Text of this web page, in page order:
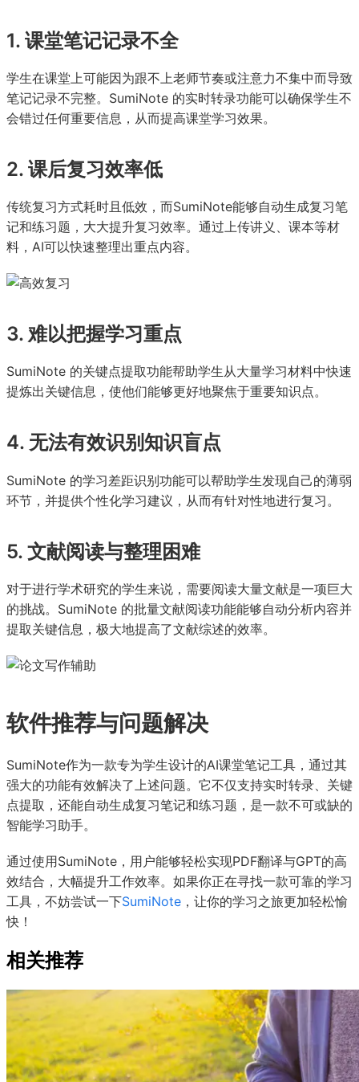
1. 课堂笔记记录不全
学生在课堂上可能因为跟不上老师节奏或注意力不集中而导致
笔记记录不完整。SumiNote 的实时转录功能可以确保学生不
会错过任何重要信息，从而提高课堂学习效果。
2. 课后复习效率低
传统复习方式耗时且低效，而SumiNote能够自动生成复习笔
记和练习题，大大提升复习效率。通过上传讲义、课本等材
料，AI可以快速整理出重点内容。
3. 难以把握学习重点
SumiNote 的关键点提取功能帮助学生从大量学习材料中快速
提炼出关键信息，使他们能够更好地聚焦于重要知识点。
4. 无法有效识别知识盲点
SumiNote 的学习差距识别功能可以帮助学生发现自己的薄弱
环节，并提供个性化学习建议，从而有针对性地进行复习。
5. 文献阅读与整理困难
对于进行学术研究的学生来说，需要阅读大量文献是一项巨大
的挑战。SumiNote 的批量文献阅读功能能够自动分析内容并
提取关键信息，极大地提高了文献综述的效率。
软件推荐与问题解决
SumiNote作为一款专为学生设计的AI课堂笔记工具，通过其
强大的功能有效解决了上述问题。它不仅支持实时转录、关键
点提取，还能自动生成复习笔记和练习题，是一款不可或缺的
智能学习助手。
通过使用SumiNote，用户能够轻松实现PDF翻译与GPT的高
效结合，大幅提升工作效率。如果你正在寻找一款可靠的学习
工具，不妨尝试一下SumiNote ，让你的学习之旅更加轻松愉
快！
相关推荐